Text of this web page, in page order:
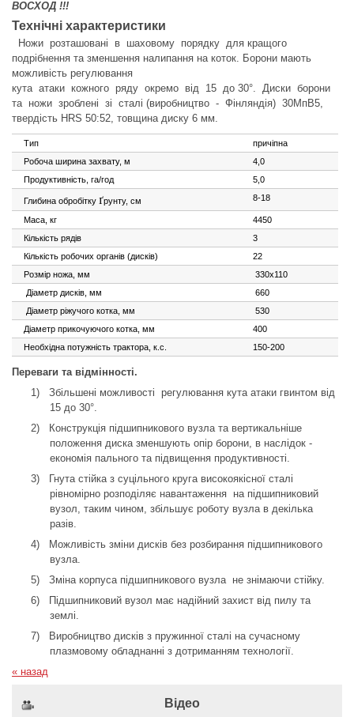
ВОСХОД !!!
Технічні характеристики
Ножи розташовані в шаховому порядку для кращого
подрібнення та зменшення налипання на коток. Борони мають
можливість регулювання
кута атаки кожного ряду окремо від 15 до 30°. Диски борони
та ножи зроблені зі сталі (виробництво - Фінляндія) 30МпВ5,
твердість HRS 50:52, товщина диску 6 мм.
Тип
причіпна
Робоча ширина захвату, м
4,0
Продуктивність, га/год
5,0
Глибина обробітку ґрунту, см 8-18
Маса, кг
4450
Кількість рядів
3
Кількість робочих органів (дисків)
22
Розмір ножа, мм
330x110
Діаметр дисків, мм
660
Діаметр ріжучого котка, мм
530
Діаметр прикочуючого котка, мм
400
Необхідна потужність трактора, к.с.
150-200
Переваги та відмінності.
1)
Збільшені можливості регулювання кута атаки гвинтом від
15 до 30°.
2)
Конструкція підшипникового вузла та вертикальніше
положення диска зменшують опір борони, в наслідок -
економія пального та підвищення продуктивності.
3)
Гнута стійка з суцільного круга високоякісної сталі
рівномірно розподіляє навантаження на підшипниковий
вузол, таким чином, збільшує роботу вузла в декілька
разів.
4)
Можливість зміни дисків без розбирання підшипникового
вузла.
5)
Зміна корпуса підшипникового вузла не знімаючи стійку.
6)
Підшипниковий вузол має надійний захист від пилу та
землі.
7)
Виробництво дисків з пружинної сталі на сучасному
плазмовому обладнанні з дотриманням технології.
« назад
Відео